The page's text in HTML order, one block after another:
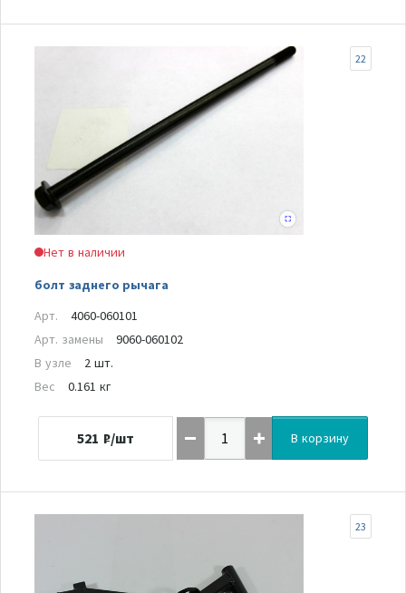
Нет в наличии
болт заднего рычага
22
Арт.
4060-060101
Арт. замены
9060-060102
В узле
2 шт.
Вес
0.161 кг
521 ₽/шт В корзину
23